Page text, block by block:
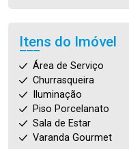
Itens do Imóvel
Área de Serviço
Churrasqueira
Iluminação
Piso Porcelanato
Sala de Estar
Varanda Gourmet